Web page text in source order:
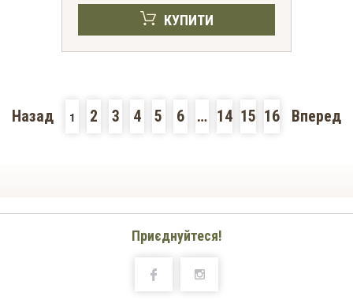
КУПИТИ
Назад 1 2 3 4 5 6 … 14 15 16 Вперед
Приєднуйтеся!